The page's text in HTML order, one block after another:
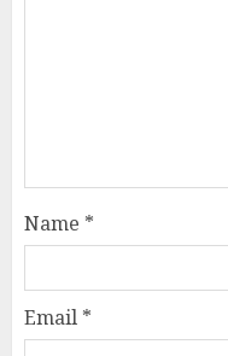
Name *
Email *